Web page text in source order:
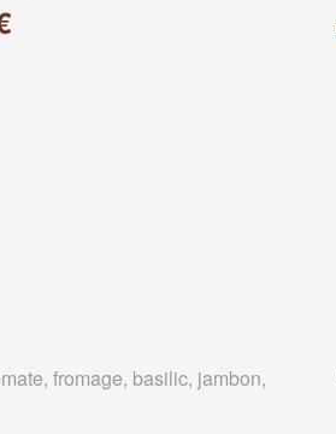
fromage, basilic, jambon,